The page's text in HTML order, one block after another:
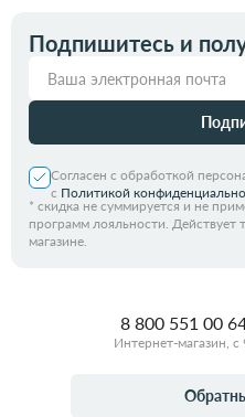
Подпишитесь и
Согласен с обработкой
с Политикой
* скидка не суммируется и не
программ лояльности. Действует
магазине.
8 800 551 00
Интернет-магазин,